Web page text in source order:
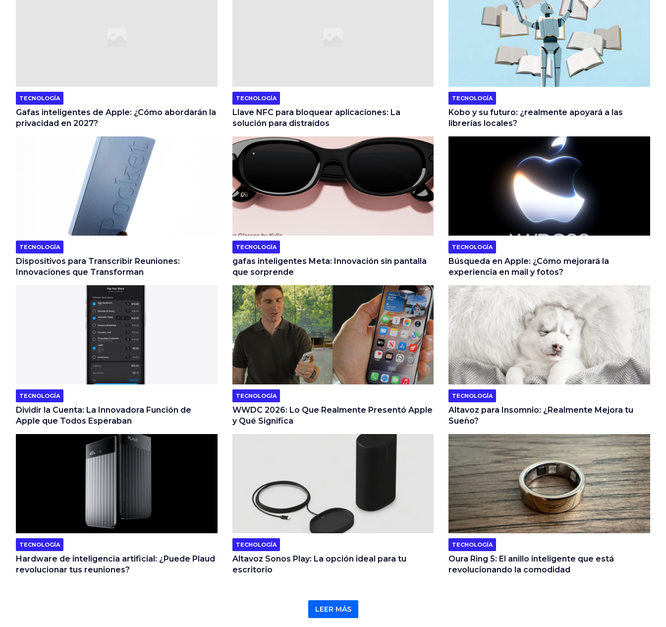
TECNOLOGÍA
Gafas inteligentes de Apple: ¿Cómo abordarán la
privacidad en 2027?
TECNOLOGÍA
Llave NFC para bloquear aplicaciones: La
solución para distraídos
TECNOLOGÍA
Kobo y su futuro: ¿realmente apoyará a las
librerías locales?
TECNOLOGÍA
Dispositivos para Transcribir Reuniones:
Innovaciones que Transforman
TECNOLOGÍA
gafas inteligentes Meta: Innovación sin pantalla
que sorprende
TECNOLOGÍA
Búsqueda en Apple: ¿Cómo mejorará la
experiencia en mail y fotos?
TECNOLOGÍA
Dividir la Cuenta: La Innovadora Función de
Apple que Todos Esperaban
TECNOLOGÍA
WWDC 2026: Lo Que Realmente Presentó Apple
y Qué Significa
TECNOLOGÍA
Altavoz para Insomnio: ¿Realmente Mejora tu
Sueño?
TECNOLOGÍA
Hardware de inteligencia artificial: ¿Puede Plaud
revolucionar tus reuniones?
TECNOLOGÍA
Altavoz Sonos Play: La opción ideal para tu
escritorio
TECNOLOGÍA
Oura Ring 5: El anillo inteligente que está
revolucionando la comodidad
LEER MÁS